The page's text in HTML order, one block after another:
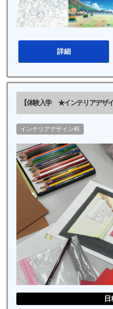
詳細
【体験入学 ★インテリアデザイ
インテリアデザイン科